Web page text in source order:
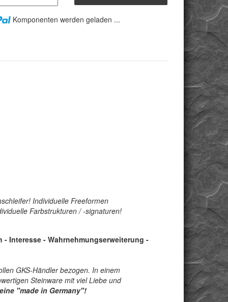
Komponenten werden geladen ...
Individuelle Freeformen
Farbstrukturen / -signaturen!
Interesse - Wahrnehmungserweiterung -
GKS-Händler bezogen. In einem
Steinware mit viel Liebe und
"made in Germany"!